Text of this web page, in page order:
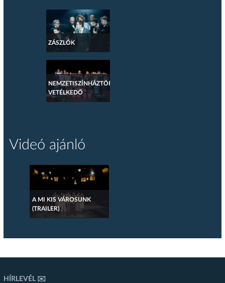
ZÁSZLÓK
NEMZETISZÍNHÁZTÖRTÉNETI
VETÉLKEDŐ
Videó ajánló
A MI KIS VÁROSUNK
(TRAILER)
HÍRLEVÉL ✉️